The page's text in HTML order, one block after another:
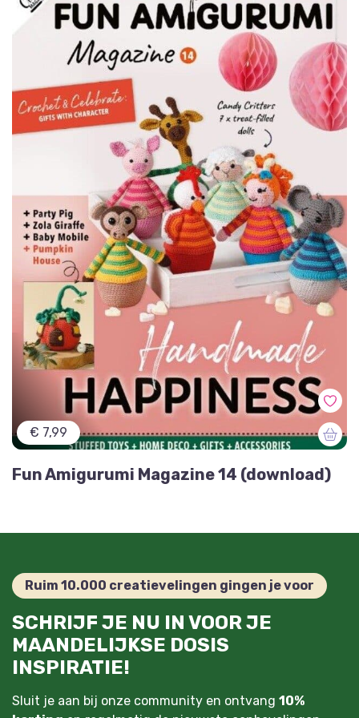
€ 7,99
Fun Amigurumi Magazine 14 (download)
Ruim 10.000 creatievelingen gingen je voor
SCHRIJF JE NU IN VOOR JE
MAANDELIJKSE DOSIS
INSPIRATIE!
Sluit je aan bij onze community en ontvang 10%